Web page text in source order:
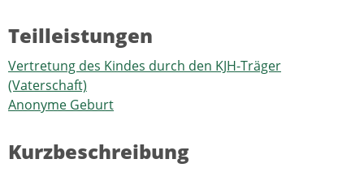
Teilleistungen
Vertretung des Kindes durch den KJH-Träger
(Vaterschaft)
Anonyme Geburt
Kurzbeschreibung